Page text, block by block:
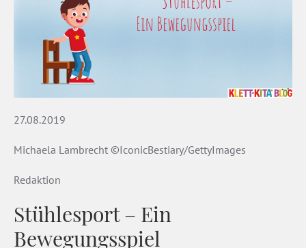
27.08.2019
Michaela Lambrecht ©IconicBestiary/GettyImages
Redaktion
Stühlesport – Ein
Bewegungsspiel